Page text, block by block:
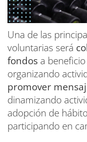
Una de las
voluntarias será
fondos a
organizando
promover
dinamizando
adopción de
participando en